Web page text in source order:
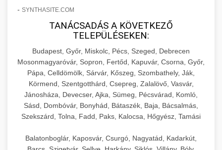
kereskedelmi tésztakeverő
élelmiszer-előkészítéshez. Precíziós vágás
állítható vastagság beállítással.
professzionális élelmiszer szeletelő
📦 22. Vákuumozó Gép
Kereskedelmi vákuumcsomagoló berendezések
élelmiszerek tartósításához. Hosszabbítsa a
szavatossági időt és tartsa meg a termék
frissességét.
chef-iparikonyhagepek.hu
vákuum lezáró berendezés
🎁 23. Vákuumfóliázó Gép +
Ipari vákuumfóliázó gépek professzionális
élelmiszer-csomagolási műveletekhez.
Hatékony lezárási és tartósítási megoldások.
kereskedelmi csomagoló gép
🔥 24. Ipari Sütő és Gőzpároló +
Kereskedelmi légkeveréses sütők és gőzpárolók
kapacitású sütő- és főzőberendezés precíz
❄️ 25. Ipari Hűtőszekrény +
- SYNTHASITE.COM
TANÁCSADÁS A KÖVETKEZŐ
TELEPÜLÉSEKEN:
Budapest, Győr, Miskolc, Pécs, Szeged, Debrecen
Mosonmagyaróvár, Sopron, Fertőd, Kapuvár, Csorna, Győr,
Pápa, Celldömölk, Sárvár, Kőszeg, Szombathely, Ják,
Körmend, Szentgotthárd, Csepreg, Zalalövő, Vasvár,
Jánosháza, Devecser, Ajka, Sümeg, Pécsvárad, Komló,
Sásd, Dombóvár, Bonyhád, Bátaszék, Baja, Bácsalmás,
Szekszárd, Tolna, Fadd, Paks, Kalocsa, Hőgyész, Tamási
Balatonboglár, Kaposvár, Csurgó, Nagyatád, Kadarkút,